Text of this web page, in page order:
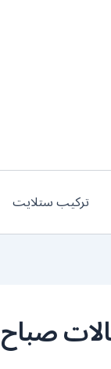
تركيب ستلايت
صباح